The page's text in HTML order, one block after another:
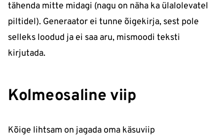
tähenda mitte midagi (nagu on näha ka ülalolevatel
piltidel). Generaator ei tunne õigekirja, sest pole
selleks loodud ja ei saa aru, mismoodi teksti
kirjutada.
Kolmeosaline viip
Kõige lihtsam on jagada oma käsuviip